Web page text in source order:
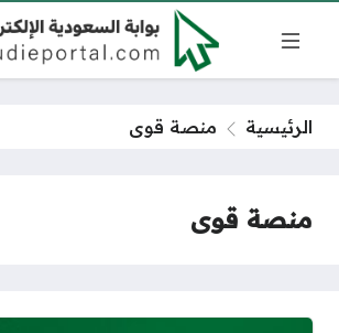
الرئيسية منصة قوى
منصة قوى